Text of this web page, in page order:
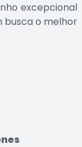
excepcional
busca o melhor